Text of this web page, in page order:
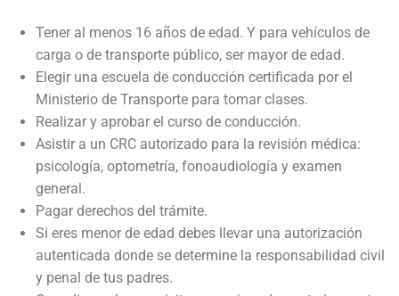
Tener al menos 16 años de edad. Y para vehículos de
carga o de transporte público, ser mayor de edad.
Elegir una escuela de conducción certificada por el
Ministerio de Transporte para tomar clases.
Realizar y aprobar el curso de conducción.
Asistir a un CRC autorizado para la revisión médica:
psicología, optometría, fonoaudiología y examen
general.
Pagar derechos del trámite.
Si eres menor de edad debes llevar una autorización
autenticada donde se determine la responsabilidad civil
y penal de tus padres.